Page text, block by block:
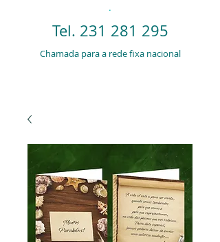
.
Tel. 231 281 295
Chamada para a rede fixa nacional